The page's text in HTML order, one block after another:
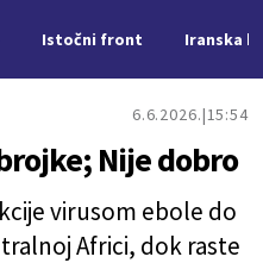
Istočni front Iranska
6.6.2026. 15:54
Nije dobro
virusom ebole do
Africi, dok raste